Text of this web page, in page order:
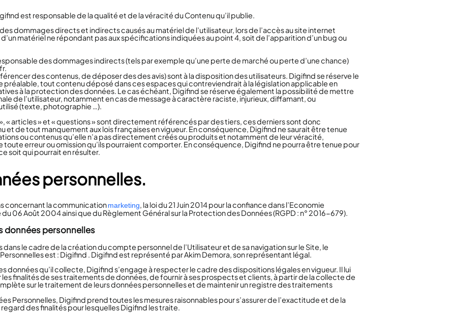
est responsable de la qualité et de la véracité du Contenu qu’il publie.
dommages directs et indirects causés au matériel de l’utilisateur, lors de l’accès au site internet
matériel ne répondant pas aux spécifications indiquées au point 4, soit de l’apparition d’un bug ou
des dommages indirects (tels par exemple qu’une perte de marché ou perte d’une chance)
des contenus, de déposer des des avis) sont à la disposition des utilisateurs. Digifind se réserve le
préalable, tout contenu déposé dans ces espaces qui contreviendrait à la législation applicable en
à la protection des données. Le cas échéant, Digifind se réserve également la possibilité de mettre
de l’utilisateur, notamment en cas de message à caractère raciste, injurieux, diffamant, ou
(texte, photographie …).
« articles » et « questions » sont directement référencés par des tiers, ces derniers sont donc
de tout manquement aux lois françaises en vigueur. En conséquence, Digifind ne saurait être tenue
ou contenus qu’elle n’a pas directement créés ou produits et notamment de leur véracité,
erreur ou omission qu’ils pourraient comporter. En conséquence, Digifind ne pourra être tenue pour
soit qui pourrait en résulter.
personnelles.
concernant la communicationmarketing, la loi du 21 Juin 2014 pour la confiance dans l’Economie
06 Août 2004 ainsi que du Règlement Général sur la Protection des Données (RGPD : n° 2016-679).
données personnelles
le cadre de la création du compte personnel de l’Utilisateur et de sa navigation sur le Site, le
est : Digifind . Digifind est représenté par Akim Demora, son représentant légal.
données qu’il collecte, Digifind s’engage à respecter le cadre des dispositions légales en vigueur. Il lui
finalités de ses traitements de données, de fournir à ses prospects et clients, à partir de la collecte de
sur le traitement de leurs données personnelles et de maintenir un registre des traitements
Personnelles, Digifind prend toutes les mesures raisonnables pour s’assurer de l’exactitude et de la
des finalités pour lesquelles Digifind les traite.